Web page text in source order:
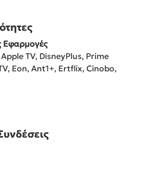
Εφαρμογές
TV, DisneyPlus, Prime
Eon, Ant1+, Ertflix, Cinobo,